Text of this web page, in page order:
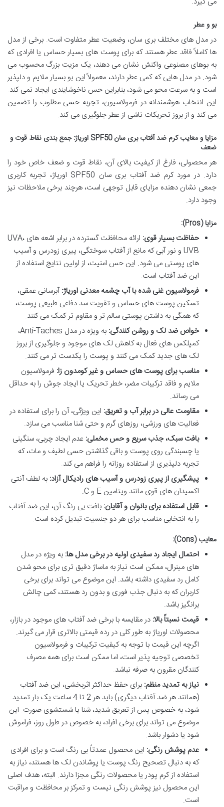
بو و عطر
در مدل های مختلف بری سان، وضعیت عطر متفاوت است. برخی از مدل
ها کاملاً فاقد عطر هستند که برای پوست های بسیار حساس یا افرادی که
به بوهای مصنوعی واکنش نشان می دهند، یک مزیت بزرگ محسوب می
شود. در مدل هایی که کمی عطر دارند، معمولاً این بو بسیار ملایم و دلپذیر
است و به سرعت محو می شود، بنابراین حس ناخوشایندی ایجاد نمی کند.
این انتخاب هوشمندانه در فرمولاسیون، تجربه حسی مطلوب را تضمین
می کند و از بروز تحریکات ناشی از عطر جلوگیری می کند.
مزایا و معایب کرم ضد آفتاب بری سان SPF50 اوریاژ: جمع بندی نقاط قوت و
ضعف
هر محصولی، فارغ از کیفیت بالای آن، نقاط قوت و ضعف خاص خود را
دارد. در مورد کرم ضد آفتاب بری سان SPF50 اوریاژ، تجربه کاربری
جمعی نشان دهنده مزایای قابل توجهی است، هرچند برخی ملاحظات نیز
وجود دارد.
مزایا (Pros):
حفاظت بسیار قوی:
ارائه محافظت گسترده در برابر اشعه های UVA،
UVB و نور آبی که مانع از آفتاب سوختگی، پیری زودرس و آسیب
های پوستی می شود. این حس امنیت، از اولین نتایج استفاده از
این ضد آفتاب است.
فرمولاسیون غنی شده با آب چشمه معدنی اوریاژ:آبرسانی عمقی،
تسکین پوست های حساس و تقویت سد دفاعی طبیعی پوست،
که همگی به داشتن پوستی سالم تر و مقاوم تر کمک می کنند.
خواص ضد لک و روشن کنندگی:
به ویژه در مدل Anti-Taches،
کمپلکس های فعال به کاهش لک های موجود و جلوگیری از بروز
لک های جدید کمک می کنند و پوست را یکدست تر می کنند.
مناسب برای پوست های حساس و غیر کومدون زا: فرمولاسیون
ملایم و فاقد ترکیبات مضر، خطر تحریک یا ایجاد جوش را به حداقل
می رساند.
مقاومت عالی در برابر آب و تعریق: این ویژگی، آن را برای استفاده در
فعالیت های ورزشی، روزهای گرم و حتی شنا مناسب می سازد.
بافت سبک، جذب سریع و حس مخملی: عدم ایجاد چربی، سنگینی
یا چسبندگی روی پوست و باقی گذاشتن حسی لطیف و مات، که
تجربه دلپذیری از استفاده روزانه را فراهم می کند.
پیشگیری از پیری زودرس و آسیب های رادیکال آزاد: به لطف آنتی
اکسیدان های قوی مانند ویتامین E و C.
قابل استفاده برای بانوان و آقایان: بافت بی رنگ آن، این ضد آفتاب
را به انتخابی مناسب برای هر دو جنسیت تبدیل کرده است.
معایب (Cons):
احتمال ایجاد رد سفیدی اولیه در برخی مدل ها: به ویژه در مدل
های مینرال، ممکن است نیاز به ماساژ دقیق تری برای محو شدن
کامل رد سفیدی داشته باشد. این موضوع می تواند برای برخی
کاربران که به دنبال جذب فوری و بدون رد هستند، کمی چالش
برانگیز باشد.
قیمت نسبتاً بالا: در مقایسه با برخی ضد آفتاب های موجود در بازار،
محصولات اوریاژ به طور کلی در رده قیمتی بالاتری قرار می گیرند.
اگرچه این قیمت با توجه به کیفیت ترکیبات و فرمولاسیون
تخصصی توجیه پذیر است، اما ممکن است برای همه مصرف
کنندگان مقرون به صرفه نباشد.
نیاز به تمدید منظم: برای حفظ حداکثر اثربخشی، این ضد آفتاب
(همانند هر ضد آفتاب دیگری) باید هر 2 تا 4 ساعت یک بار تمدید
شود، به خصوص پس از تعریق شدید، شنا یا شستشوی صورت. این
موضوع می تواند برای برخی افراد، به خصوص در طول روز، فراموش
شود یا دشوار باشد.
عدم پوشش رنگی: این محصول عمدتاً بی رنگ است و برای افرادی
که به دنبال تصحیح رنگ پوست یا پوشاندن لک ها هستند، نیاز به
استفاده از کرم پودر یا محصولات رنگی مجزا دارند. البته، هدف اصلی
این محصول نیز پوشش رنگی نیست و تمرکز بر محافظت و مراقبت
است.